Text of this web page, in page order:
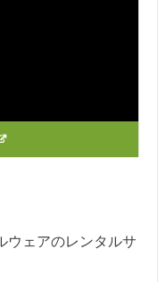
ウェアのレンタルサ